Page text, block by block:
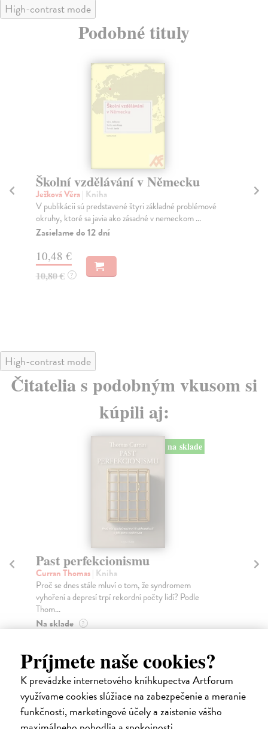
Príjmete naše cookies?
K prevádzke internetového kníhkupectva Artforum
využívame cookies slúžiace na zabezpečenie a meranie
funkčnosti, marketingové účely a zaistenie vášho
High-contrast mode
Podobné tituly
Školní vzdělávání v Německu
Ježková Věra| Kniha
V publikácii sú predstavené štyri základné problémové
okruhy, ktoré sa javia ako zásadné v nemeckom ...
Zasielame do 12 dní
10,48 €
10,80 € ?
High-contrast mode
Čitatelia s podobným vkusom si
kúpili aj:
na sklade
Past perfekcionismu
Curran Thomas| Kniha
Proč se dnes stále mluví o tom, že syndromem
vyhoření a depresí trpí rekordní počty lidí? Podle
Thom...
Na sklade ?
18,70 € ?